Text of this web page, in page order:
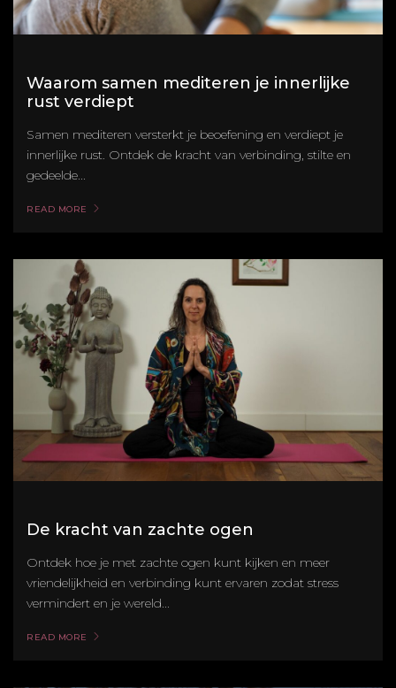
Waarom samen mediteren je innerlijke
rust verdiept
Samen mediteren versterkt je beoefening en verdiept je
innerlijke rust. Ontdek de kracht van verbinding, stilte en
gedeelde...
READ MORE
De kracht van zachte ogen
Ontdek hoe je met zachte ogen kunt kijken en meer
vriendelijkheid en verbinding kunt ervaren zodat stress
vermindert en je wereld...
READ MORE